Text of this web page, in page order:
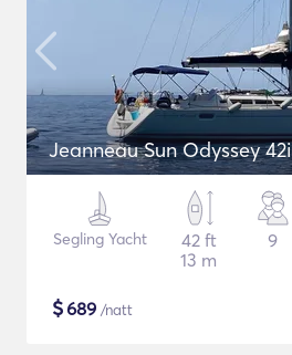
Jeanneau Sun Odyssey 42i
Segling Yacht
42 ft
13 m
9
$689 /natt